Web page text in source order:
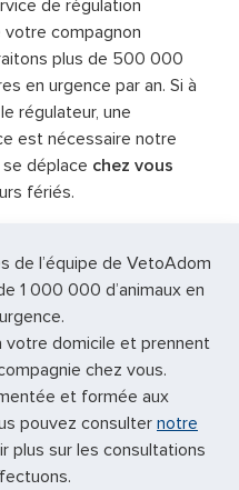
de régulation
votre compagnon
plus de 500 000
en urgence par an. Si à
régulateur, une
est nécessaire notre
déplace chez vous
fériés.
de l’équipe de VetoAdom
1 000 000 d’animaux en
domicile et prennent
chez vous.
et formée aux
pouvez consulter notre
plus sur les consultations